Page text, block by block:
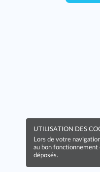
UTILISATION DES
Lors de votre
au bon
déposés.